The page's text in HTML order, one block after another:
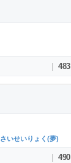
483
さいせいりょく(夢)
490